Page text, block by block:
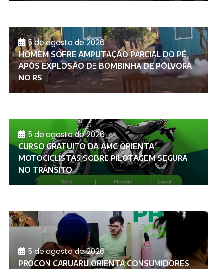
5 de agosto de 2026
HOMEM SOFRE AMPUTAÇÃO PARCIAL DO PÉ
APÓS EXPLOSÃO DE BOMBINHA DE PÓLVORA
NO RS
5 de agosto de 2026
CURSO GRATUITO DA AMC ORIENTA
MOTOCICLISTAS SOBRE PILOTAGEM SEGURA
NO TRÂNSITO
5 de agosto de 2026
PROCON CARUARU ORIENTA CONSUMIDORES